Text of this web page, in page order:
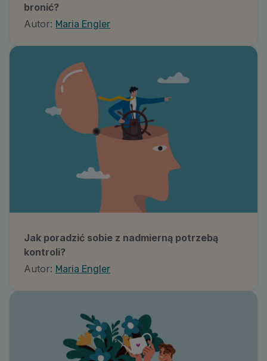
bronić?
Autor: Maria Engler
Jak poradzić sobie z nadmierną potrzebą
kontroli?
Autor: Maria Engler